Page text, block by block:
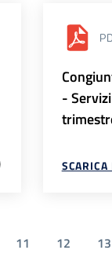
-
SCARICA
11 12 13